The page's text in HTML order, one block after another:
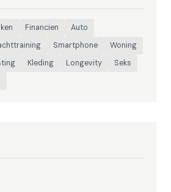
Financien
Auto
Smartphone
Woning
Kleding Longevity
Seks